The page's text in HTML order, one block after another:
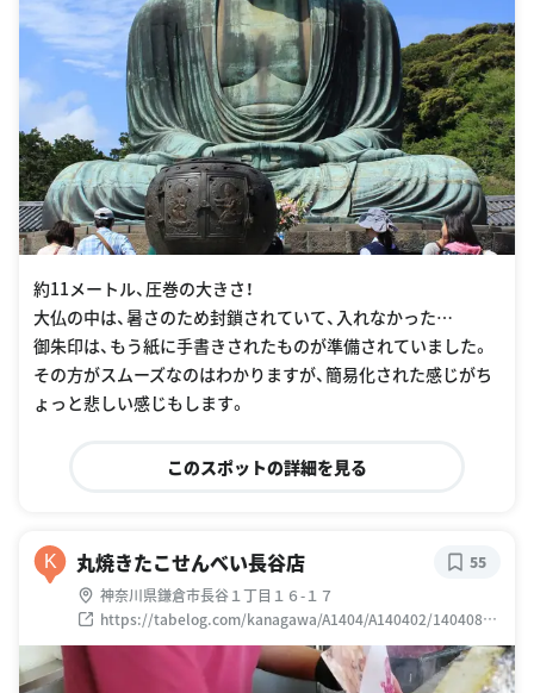
約11メートル、圧巻の大きさ！
大仏の中は、暑さのため封鎖されていて、入れなかった…
御朱印は、もう紙に手書きされたものが準備されていました。
その方がスムーズなのはわかりますが、簡易化された感じがち
ょっと悲しい感じもします。
このスポットの詳細を見る
K 丸焼きたこせんべい長谷店
神奈川県鎌倉市長谷１丁目１６-１７
https://tabelog.com/kanagawa/A1404/A140402/14040803
/
55